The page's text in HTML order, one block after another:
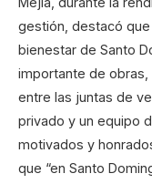
gestión, destacó que
bienestar de Santo
importante de
entre las juntas de
privado y un equipo
motivados y
que “en Santo